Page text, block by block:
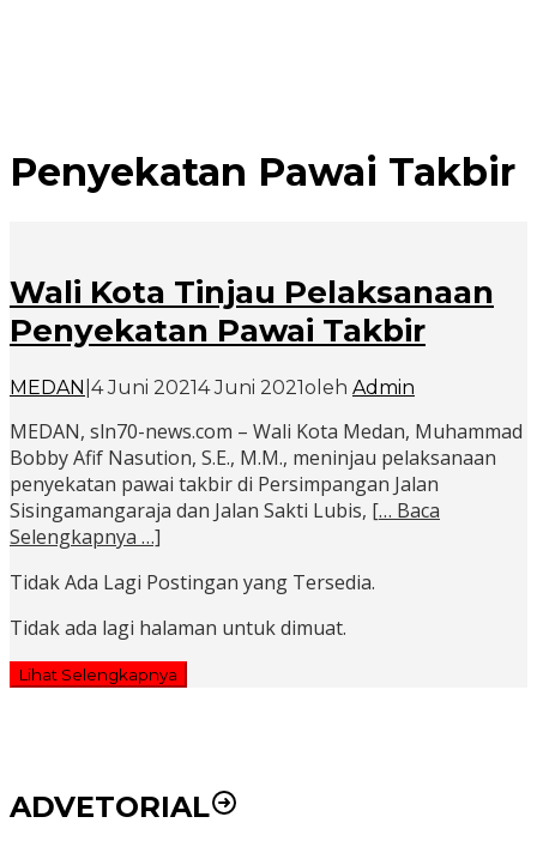
Penyekatan Pawai Takbir
Wali Kota Tinjau Pelaksanaan
Penyekatan Pawai Takbir
MEDAN 4 Juni 20214 Juni 2021oleh Admin
MEDAN, sln70-news.com – Wali Kota Medan, Muhammad
Bobby Afif Nasution, S.E., M.M., meninjau pelaksanaan
penyekatan pawai takbir di Persimpangan Jalan
Sisingamangaraja dan Jalan Sakti Lubis, [… Baca
Selengkapnya …]
Tidak Ada Lagi Postingan yang Tersedia.
Tidak ada lagi halaman untuk dimuat.
Lihat Selengkapnya
ADVETORIAL